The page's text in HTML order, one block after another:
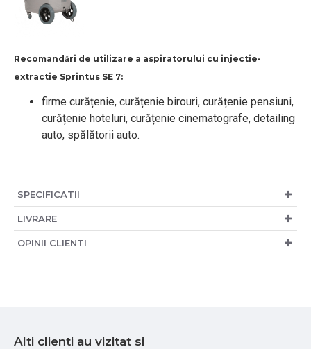
Recomandări de utilizare a aspiratorului cu injectie-
extractie Sprintus SE 7:
firme curățenie, curățenie birouri, curățenie pensiuni,
curățenie hoteluri, curățenie cinematografe, detailing
auto, spălătorii auto.
SPECIFICATII
LIVRARE
OPINII CLIENTI
Alti clienti au vizitat si